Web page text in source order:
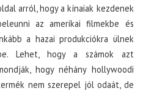
arról, hogy a kínaiak kezdenek
az amerikai filmekbe és
a hazai produkciókra ülnek
Lehet, hogy a számok azt
hogy néhány hollywoodi
nem szerepel jól odaát, de